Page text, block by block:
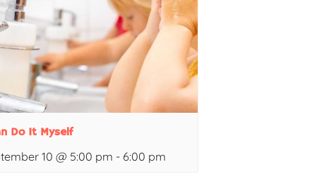
Do It Myself
10 @ 5:00 pm - 6:00 pm